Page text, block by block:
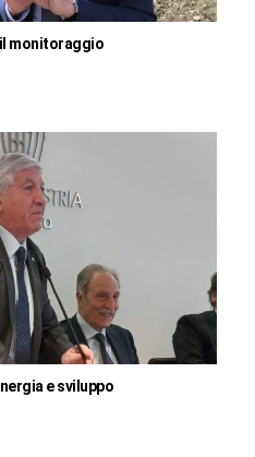
monitoraggio
e sviluppo